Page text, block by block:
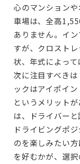
心のマンション
車場は、全高
ありません。イ
すが、クロスト
状、年式によって
次に注目すべき
ックはアイポイ
というメリット
は、ドライバー
ドライビングポ
のを楽しみたい方
を好むかが、選択